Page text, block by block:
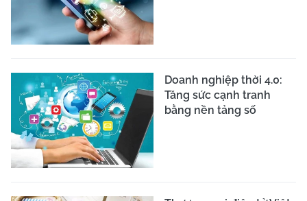
Doanh nghiệp thời 4.0:
Tăng sức cạnh tranh
bằng nền tảng số